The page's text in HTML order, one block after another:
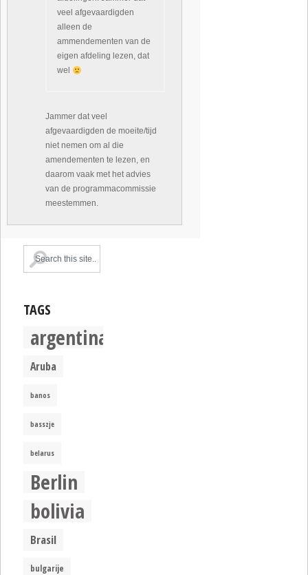
veel afgevaardigden
alleen de
ammendementen van de
eigen afdeling lezen, dat
wel
Jammer dat veel
afgevaardigden de moeite/tijd
niet nemen om al die
amendementen te lezen, en
daarom vaak met het advies
van de programmacommissie
meestemmen.
TAGS
argentina
Aruba
banos
basszje
belarus
Berlin
bolivia
Brasil
bulgarije